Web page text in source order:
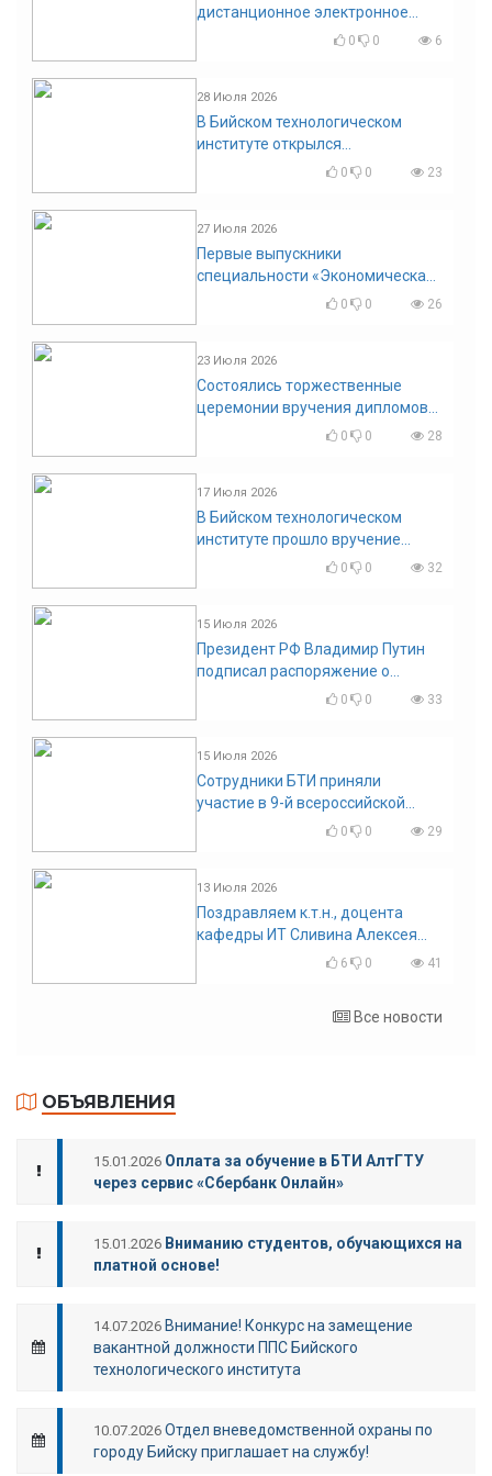
дистанционное электронное
голосование на выборы!
0 0 6
28 Июля 2026
В Бийском технологическом
институте открылся
диссертационный совет!
0 0 23
27 Июля 2026
Первые выпускники
специальности «Экономическая
0 0 26
23 Июля 2026
Состоялись торжественные
церемонии вручения дипломов
0 0 28
17 Июля 2026
В Бийском технологическом
институте прошло вручение
0 0 32
15 Июля 2026
Президент РФ Владимир Путин
подписал распоряжение о
поощрении граждан и трудовых
0 0 33
15 Июля 2026
Сотрудники БТИ приняли
участие в 9-й всероссийской
конференции по задачам со
0 0 29
13 Июля 2026
Поздравляем к.т.н., доцента
кафедры ИТ Сливина Алексея
Николаевича с юбилеем!
6 0 41
Все новости
ОБЪЯВЛЕНИЯ
15.01.2026 Оплата за обучение в БТИ АлтГТУ
через сервис «Сбербанк Онлайн»
15.01.2026 Вниманию студентов, обучающихся на
платной основе!
14.07.2026 Внимание! Конкурс на замещение
вакантной должности ППС Бийского
технологического института
10.07.2026 Отдел вневедомственной охраны по
городу Бийску приглашает на службу!